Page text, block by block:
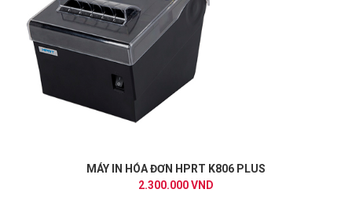
MÁY IN HÓA ĐƠN HPRT K806 PLUS
2.300.000 VND